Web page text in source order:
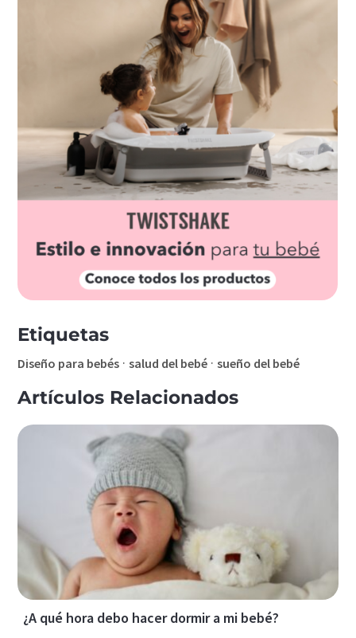
Etiquetas
Diseño para bebés ·salud del bebé ·sueño del bebé
Artículos Relacionados
¿A qué hora debo hacer dormir a mi bebé?